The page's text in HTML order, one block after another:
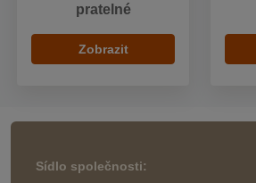
pratelné
Zobrazit
Sídlo společnosti: